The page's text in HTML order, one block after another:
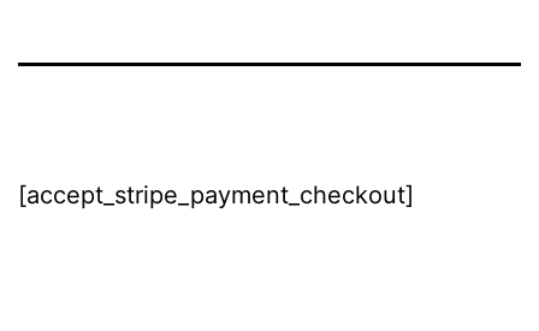
[accept_stripe_payment_checkout]